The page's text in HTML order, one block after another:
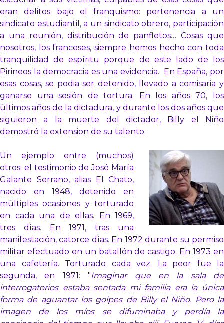
eran delitos bajo el franquismo: pertenencia a un
sindicato estudiantil, a un sindicato obrero, participación
a una reunión, distribución de panfletos… Cosas que
nosotros, los franceses, siempre hemos hecho con toda
tranquilidad de espíritu porque de este lado de los
Pirineos la democracia es una evidencia. En España, por
esas cosas, se podia ser detenido, llevado a comisaria y
ganarse una sesión de tortura. En los años 70, los
últimos años de la dictadura, y durante los dos años que
siguieron a la muerte del dictador, Billy el Niño
demostró la extension de su talento.
Un ejemplo entre (muchos)
otros: el testimonio de José María
Galante Serrano, alias El Chato,
nacido en 1948, detenido en
múltiples ocasiones y torturado
en cada una de ellas. En 1969,
tres días. En 1971, tras una
manifestación, catorce días. En 1972 durante su permiso
militar efectuado en un batallón de castigo. En 1973 en
una cafetería. Torturado cada vez. La peor fue la
segunda, en 1971: "Imaginar que en la sala de
interrogatorios estaba sentada mi familia era la única
forma de aguantar los golpes de Billy el Niño. Pero la
imagen de los míos se difuminaba y perdía la